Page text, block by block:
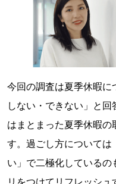
今回の調査は夏季休暇
しない・できない」と
はまとまった夏季休暇の
す。過ごし方については
い」で二極化している
リをつけてリフレッシ